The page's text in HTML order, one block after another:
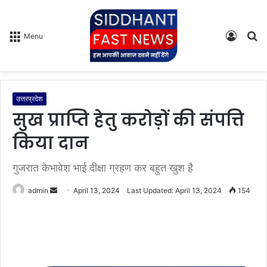
Menu
Log
उत्तरप्रदेश
सुख प्राप्ति हेतु करोड़ों की संपत्ति
किया दान
गुजरात केभावेश भाई दीक्षा ग्रहण कर बहुत खुश है
admin April 13, 2024 Last Updated: April 13, 2024 154